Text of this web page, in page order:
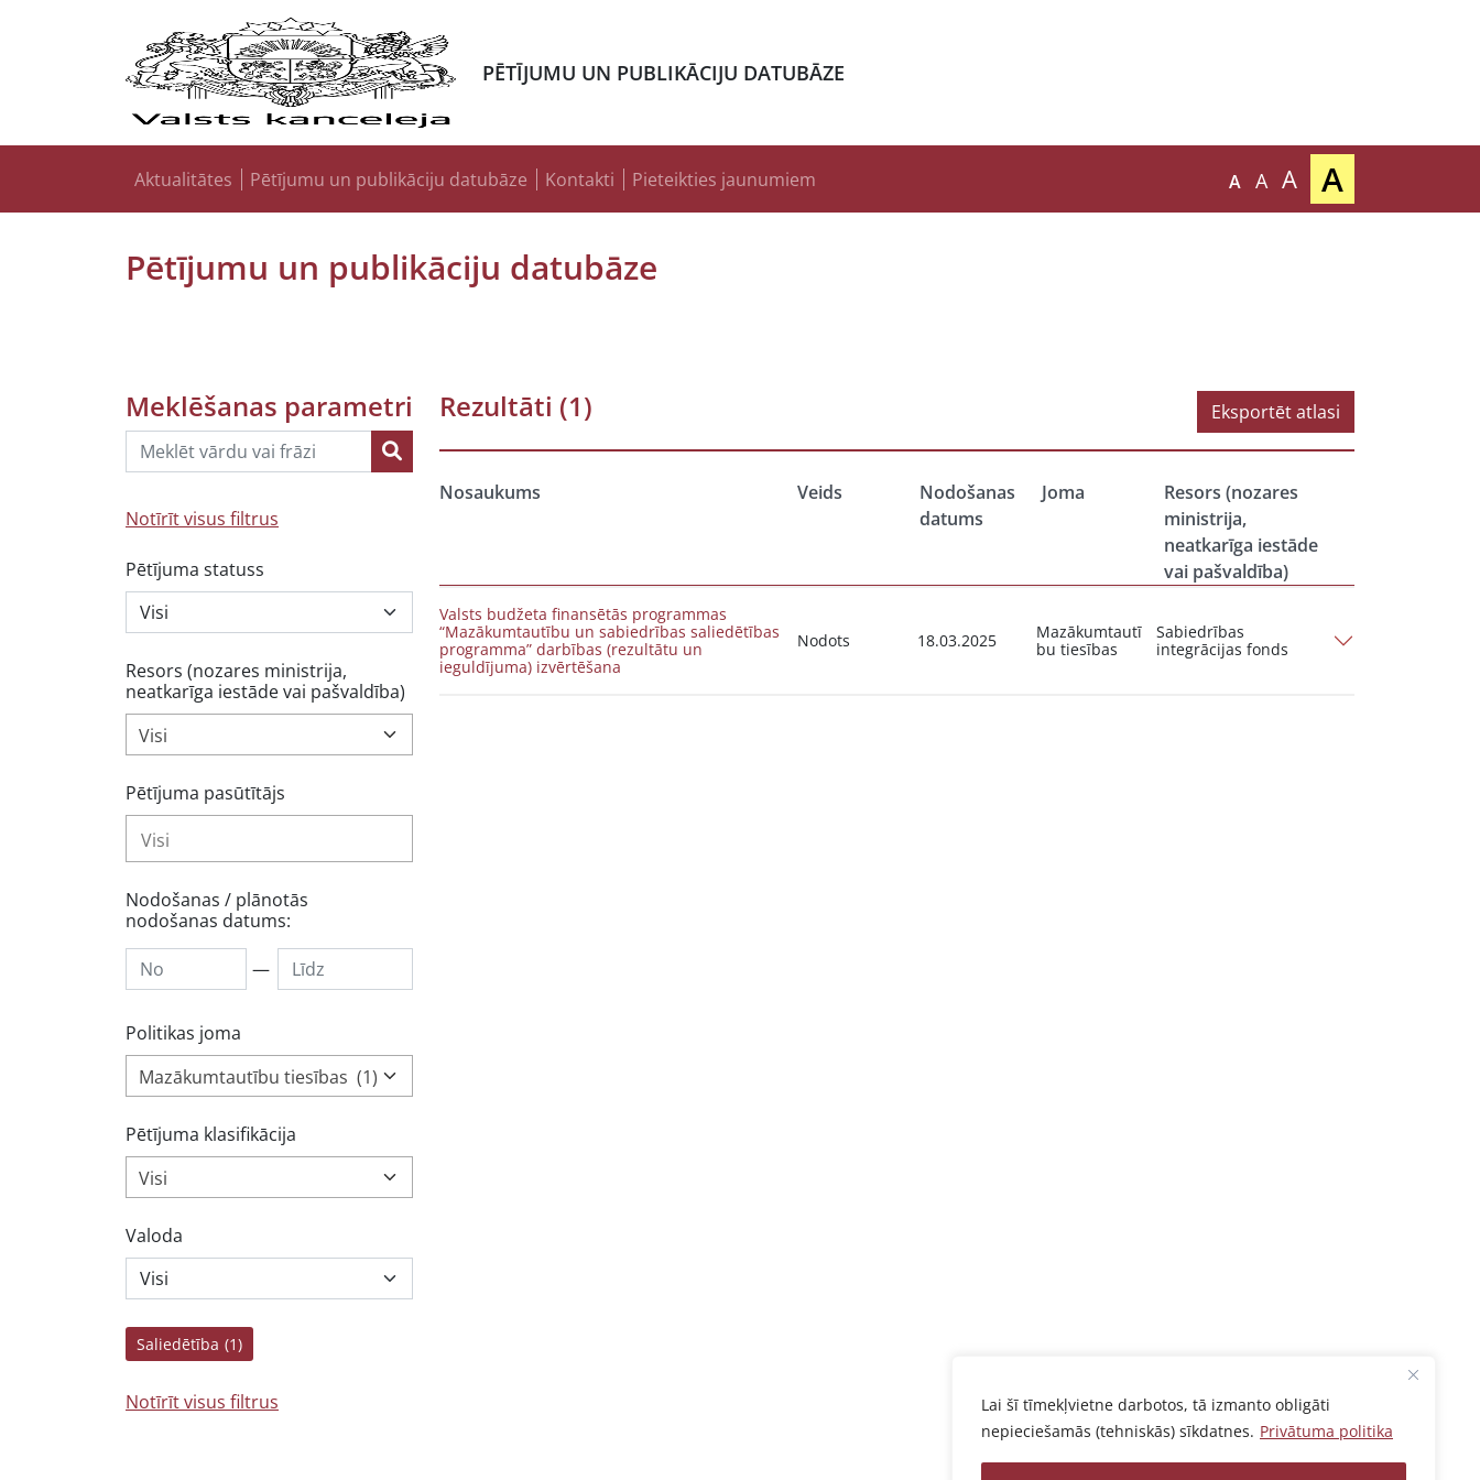
Lai šī tīmekļvietne darbotos, tā izmanto obligāti
nepieciešamās (tehniskās) sīkdatnes. Privātuma politika
PĒTĪJUMU UN PUBLIKĀCIJU DATUBĀZE
Aktualitātes Pētījumu un publikāciju datubāze Kontakti Pieteikties jaunumiem A A A
A
Pētījumu un publikāciju datubāze
Meklēšanas parametri
Notīrīt visus filtrus
Pētījuma statuss
Resors (nozares ministrija,
neatkarīga iestāde vai pašvaldība)
Visi
Pētījuma pasūtītājs
Nodošanas / plānotās
nodošanas datums:
—
Politikas joma
Mazākumtautību tiesības (1)
Pētījuma klasifikācija
Visi
Valoda
Saliedētība (1)
Notīrīt visus filtrus
Rezultāti (1) Eksportēt atlasi
Nosaukums Veids
Nodošanas
datums
Joma
Resors (nozares
ministrija,
neatkarīga iestāde
vai pašvaldība)
Valsts budžeta finansētās programmas
“Mazākumtautību un sabiedrības saliedētības
programma” darbības (rezultātu un
ieguldījuma) izvērtēšana
Nodots 18.03.2025
Mazākumtautī
bu tiesības
Sabiedrības
integrācijas fonds